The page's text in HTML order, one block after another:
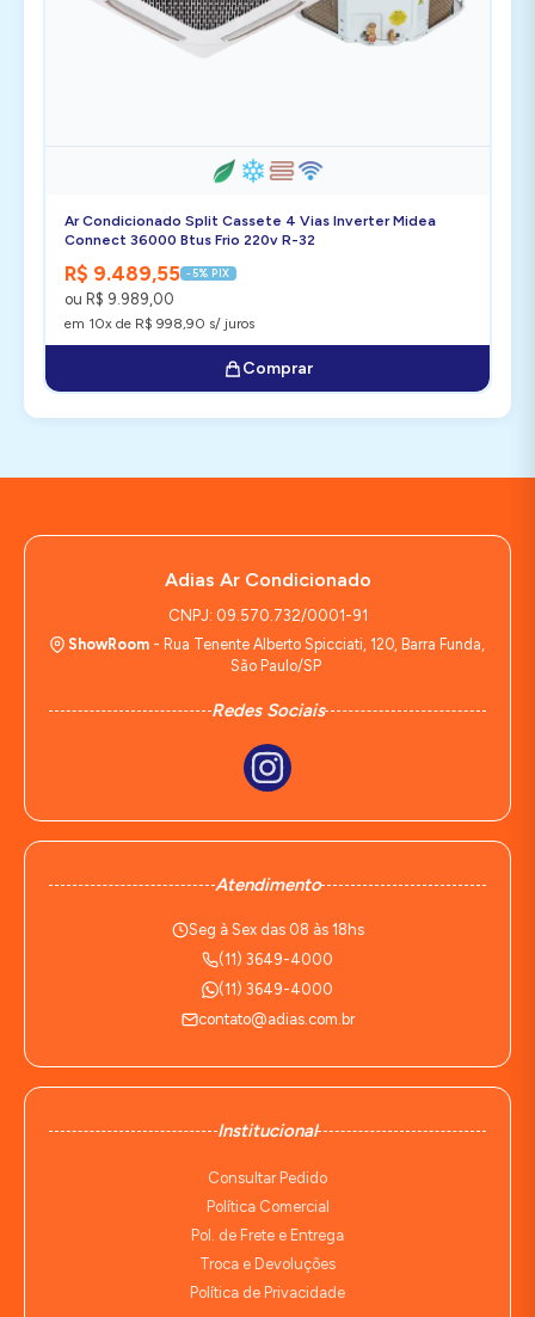
Ar Condicionado Split Cassete 4 Vias Inverter Midea
Connect 36000 Btus Frio 220v R-32
R$ 9.489,55 -5% PIX
ou R$ 9.989,00
em 10x de R$ 998,90 s/ juros
Comprar
Adias Ar Condicionado
CNPJ: 09.570.732/0001-91
ShowRoom- Rua Tenente Alberto Spicciati, 120, Barra Funda,
São Paulo/SP
Redes Sociais
Atendimento
Seg à Sex das 08 às 18hs
(11) 3649-4000
(11) 3649-4000
contato@adias.com.br
Institucional
Consultar Pedido
Política Comercial
Pol. de Frete e Entrega
Troca e Devoluções
Política de Privacidade